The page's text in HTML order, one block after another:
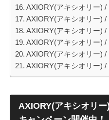
AXIORY(アキシオリー)
AXIORY(アキシオリー)
AXIORY(アキシオリー)
AXIORY(アキシオリー)
AXIORY(アキシオリー)
AXIORY(アキシオリー) /
AXIORY(アキシオリ